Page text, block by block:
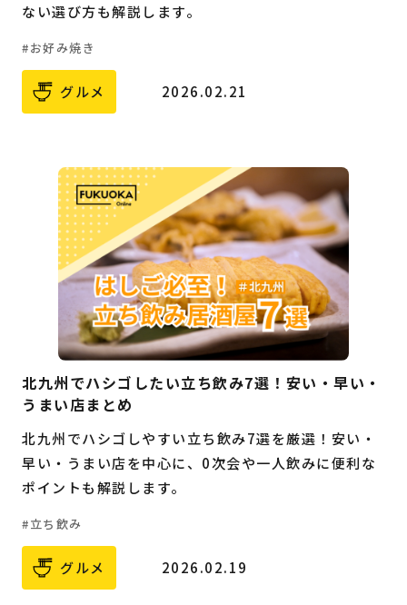
ない選び方も解説します。
お好み焼き
グルメ 2026.02.21
北九州でハシゴしたい立ち飲み7選！安い・早い・
うまい店まとめ
北九州でハシゴしやすい立ち飲み7選を厳選！安い・
早い・うまい店を中心に、0次会や一人飲みに便利な
ポイントも解説します。
立ち飲み
グルメ 2026.02.19